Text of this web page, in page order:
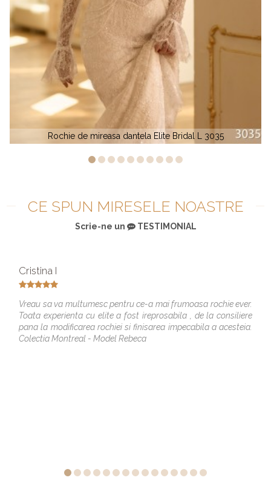
Rochie de mireasa simpla Elite Bridal LD 1751
CE SPUN MIRESELE NOASTRE
Scrie-ne un TESTIMONIAL
Cristina I
Vreau sa va multumesc pentru ce-a mai frumoasa rochie ever.
Toata experienta cu elite a fost ireprosabila , de la consiliere
pana la modificarea rochiei si finisarea impecabila a acesteia.
Colectia Montreal - Model Rebeca